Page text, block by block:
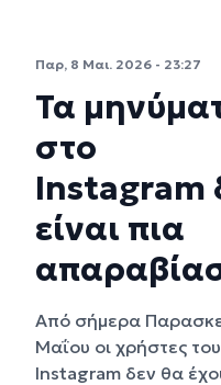
Παρ, 8 Μαι. 2026 - 23:27
Τα
στο
Instagram
είναι πια
Από σήμερα
Μαΐου οι χρήστες του
Instagram δεν θα